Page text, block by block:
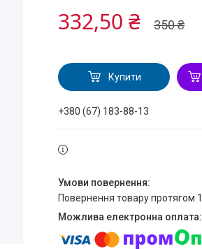
350 ₴
332,50 ₴
Купити
+380 (67) 183-88-13
повернення товару протягом